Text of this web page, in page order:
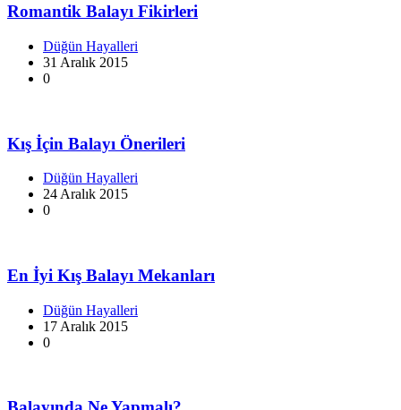
Romantik Balayı Fikirleri
Düğün Hayalleri
31 Aralık 2015
0
Kış İçin Balayı Önerileri
Düğün Hayalleri
24 Aralık 2015
0
En İyi Kış Balayı Mekanları
Düğün Hayalleri
17 Aralık 2015
0